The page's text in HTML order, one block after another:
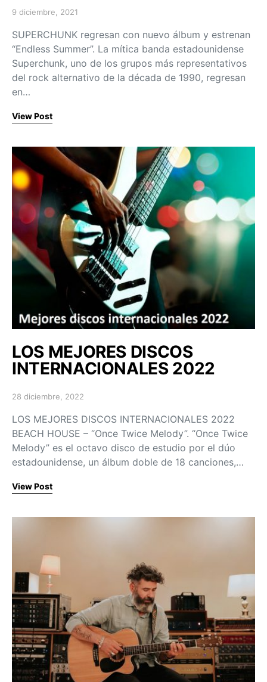
Posted on
9 diciembre, 2021
SUPERCHUNK regresan con nuevo álbum y estrenan
“Endless Summer”. La mítica banda estadounidense
Superchunk, uno de los grupos más representativos
del rock alternativo de la década de 1990, regresan
en…
View Post
LOS MEJORES DISCOS
INTERNACIONALES 2022
Posted on
28 diciembre, 2022
LOS MEJORES DISCOS INTERNACIONALES 2022
BEACH HOUSE – “Once Twice Melody”. “Once Twice
Melody” es el octavo disco de estudio por el dúo
estadounidense, un álbum doble de 18 canciones,…
View Post